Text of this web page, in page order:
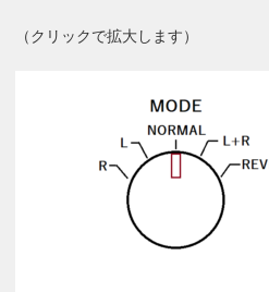
（クリックで拡大します）